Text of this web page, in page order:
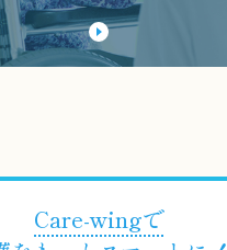
Care-wingで